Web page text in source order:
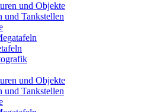
und Objekte
und Tankstellen
und Objekte
und Tankstellen